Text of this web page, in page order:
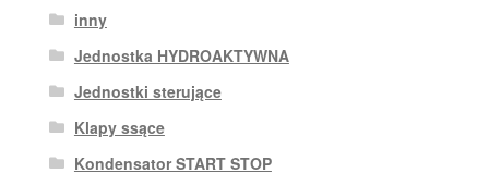
inny
Jednostka HYDROAKTYWNA
Jednostki sterujące
Klapy ssące
Kondensator START STOP